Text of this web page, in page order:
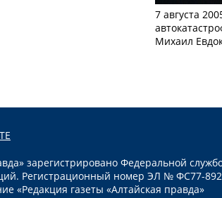
7 августа
Михаил
зарегистрировано Федеральной
Регистрационный номер ЭЛ № ФС77-
«Редакция газеты «Алтайская правда»